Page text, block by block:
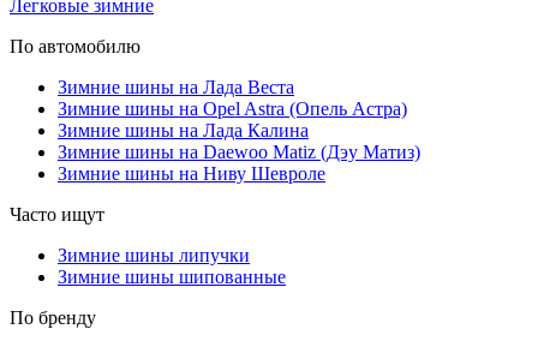
Легковые зимние
По автомобилю
Зимние шины на Лада Веста
Зимние шины на Opel Astra (Опель Астра)
Зимние шины на Лада Калина
Зимние шины на Daewoo Matiz (Дэу Матиз)
Зимние шины на Ниву Шевроле
Часто ищут
Зимние шины липучки
Зимние шины шипованные
По бренду